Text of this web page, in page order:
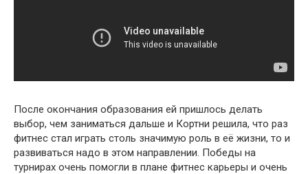
После окончания образования ей пришлось делать
выбор, чем заниматься дальше и Кортни решила, что раз
фитнес стал играть столь значимую роль в её жизни, то и
развиваться надо в этом направлении. Победы на
турнирах очень помогли в плане фитнес карьеры и очень